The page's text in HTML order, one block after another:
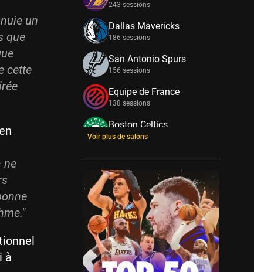
un
que
cette
ne
"
à
243 sessions
Dallas Mavericks
186 sessions
San Antonio Spurs
156 sessions
Equipe de France
138 sessions
Boston Celtics
133 sessions
New York Knicks
114 sessions
Minnesota Timberwolves
114 sessions
Golden State Warriors
113 sessions
Denver Nuggets
106 sessions
Voir plus de salons